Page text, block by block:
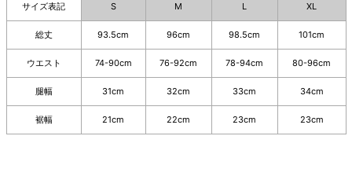
サイズ表記 S M L XL
総丈 93.5cm 96cm 98.5cm 101cm
ウエスト 74-90cm 76-92cm 78-94cm 80-96cm
腿幅 31cm 32cm 33cm 34cm
裾幅 21cm 22cm 23cm 23cm